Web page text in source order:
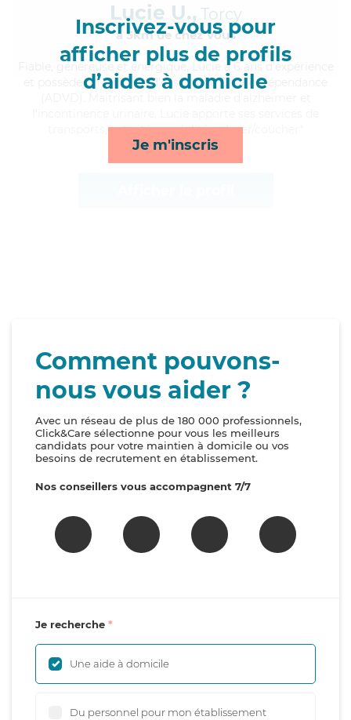
Inscrivez-vous pour
afficher plus de profils
d’aides à domicile
Je m'inscris
Lucie U., Torcy
à 5km de chez Vous
, généreuse et énergique, Lucie a 6 ans d'expérience
et possède un diplôme d'Assistante De Vie Dépendance
transports, activités, mobilité et lever/coucher*
Comment pouvons-
nous vous aider ?
Avec un réseau de plus de 180 000 professionnels,
Click&Care sélectionne pour vous les meilleurs
candidats pour votre maintien à domicile ou vos
besoins de recrutement en établissement.
Nos conseillers vous accompagnent 7/7
Je recherche
Une aide à domicile
Du personnel pour mon établissement